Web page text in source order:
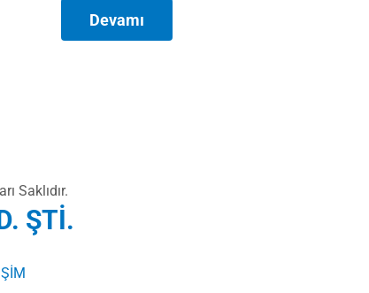
Devamı
Saklıdır.
ŞTİ.